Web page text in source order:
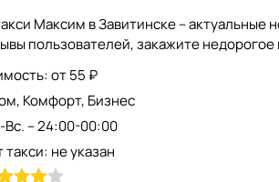
Максим в Завитинске –
пользователей, закажите
от 55 ₽
Комфорт, Бизнес
Вс. – 24:00-00:00
не указан